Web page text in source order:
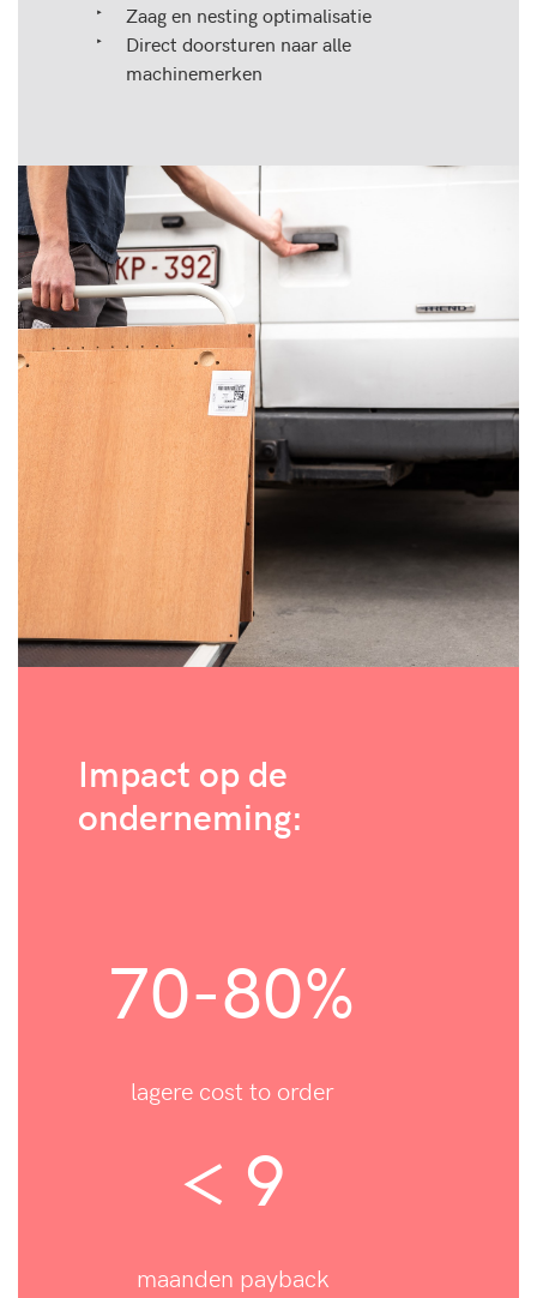
Zaag en nesting optimalisatie
Direct doorsturen naar alle
machinemerken
Impact op de
onderneming:
70-80%
lagere cost to order
< 9
maanden payback